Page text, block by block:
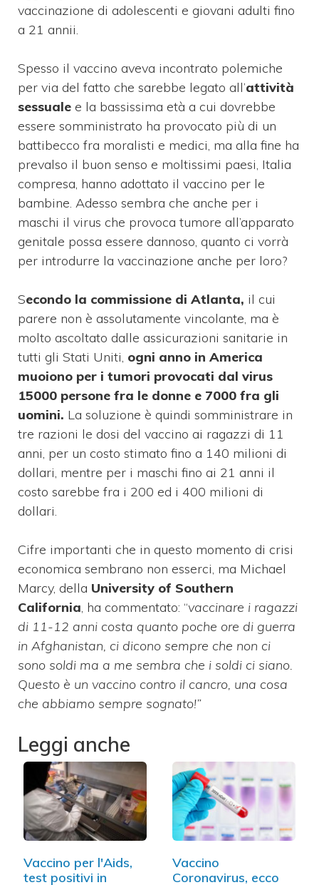
vaccinazione di adolescenti e giovani adulti fino
a 21 annii.
Spesso il vaccino aveva incontrato polemiche
per via del fatto che sarebbe legato all’attività
sessuale e la bassissima età a cui dovrebbe
essere somministrato ha provocato più di un
battibecco fra moralisti e medici, ma alla fine ha
prevalso il buon senso e moltissimi paesi, Italia
compresa, hanno adottato il vaccino per le
bambine. Adesso sembra che anche per i
maschi il virus che provoca tumore all’apparato
genitale possa essere dannoso, quanto ci vorrà
per introdurre la vaccinazione anche per loro?
Secondo la commissione di Atlanta, il cui
parere non è assolutamente vincolante, ma è
molto ascoltato dalle assicurazioni sanitarie in
tutti gli Stati Uniti, ogni anno in America
muoiono per i tumori provocati dal virus
15000 persone fra le donne e 7000 fra gli
uomini. La soluzione è quindi somministrare in
tre razioni le dosi del vaccino ai ragazzi di 11
anni, per un costo stimato fino a 140 milioni di
dollari, mentre per i maschi fino ai 21 anni il
costo sarebbe fra i 200 ed i 400 milioni di
dollari.
Cifre importanti che in questo momento di crisi
economica sembrano non esserci, ma Michael
Marcy, della University of Southern
California, ha commentato: “vaccinare i ragazzi
di 11-12 anni costa quanto poche ore di guerra
in Afghanistan, ci dicono sempre che non ci
sono soldi ma a me sembra che i soldi ci siano.
Questo è un vaccino contro il cancro, una cosa
che abbiamo sempre sognato!”
Leggi anche
Vaccino per l'Aids,
test positivi in
Vaccino
Coronavirus, ecco